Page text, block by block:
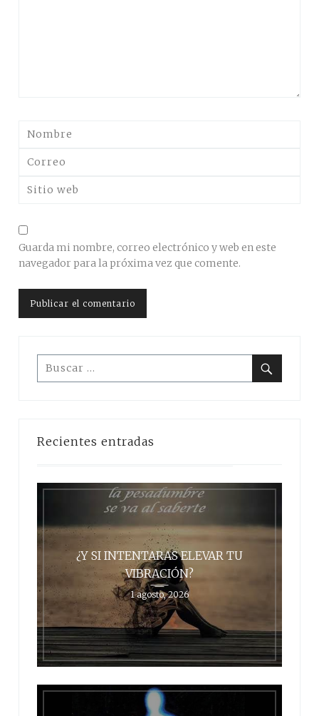
Guarda mi nombre, correo electrónico y web en este
navegador para la próxima vez que comente.
Buscar:
Recientes entradas
¿Y SI INTENTARAS ELEVAR TU
VIBRACIÓN?
1 agosto, 2026